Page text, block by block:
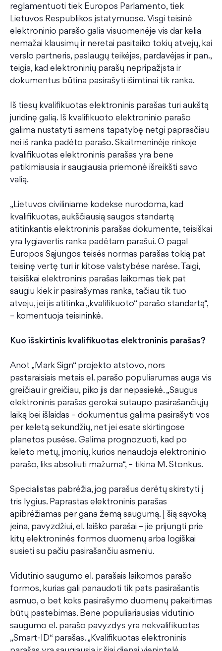
reglamentuoti tiek Europos Parlamento, tiek
Lietuvos Respublikos įstatymuose. Visgi teisinė
elektroninio parašo galia visuomenėje vis dar kelia
nemažai klausimų ir neretai pasitaiko tokių atvejų, kai
verslo partneris, paslaugų teikėjas, pardavėjas ir pan.,
teigia, kad elektroninių parašų nepripažįsta ir
dokumentus būtina pasirašyti išimtinai tik ranka.
Iš tiesų kvalifikuotas elektroninis parašas turi aukštą
juridinę galią. Iš kvalifikuoto elektroninio parašo
galima nustatyti asmens tapatybę netgi paprasčiau
nei iš ranka padėto parašo. Skaitmeninėje rinkoje
kvalifikuotas elektroninis parašas yra bene
patikimiausia ir saugiausia priemonė išreikšti savo
valią.
„Lietuvos civiliniame kodekse nurodoma, kad
kvalifikuotas, aukščiausią saugos standartą
atitinkantis elektroninis parašas dokumente, teisiškai
yra lygiavertis ranka padėtam parašui. O pagal
Europos Sąjungos teisės normas parašas tokią pat
teisinę vertę turi ir kitose valstybėse narėse. Taigi,
teisiškai elektroninis parašas laikomas tiek pat
saugiu kiek ir pasirašymas ranka, tačiau tik tuo
atveju, jei jis atitinka „kvalifikuoto“ parašo standartą“,
– komentuoja teisininkė.
Kuo išskirtinis kvalifikuotas elektroninis parašas?
Anot „Mark Sign“ projekto atstovo, nors
pastaraisiais metais el. parašo populiarumas auga vis
greičiau ir greičiau, piko jis dar nepasiekė. „Saugus
elektroninis parašas gerokai sutaupo pasirašančiųjų
laiką bei išlaidas – dokumentus galima pasirašyti vos
per keletą sekundžių, net jei esate skirtingose
planetos pusėse. Galima prognozuoti, kad po
keleto metų, įmonių, kurios nenaudoja elektroninio
parašo, liks absoliuti mažuma“, – tikina M. Stonkus.
Specialistas pabrėžia, jog parašus derėtų skirstyti į
tris lygius. Paprastas elektroninis parašas
apibrėžiamas per gana žemą saugumą. Į šią sąvoką
įeina, pavyzdžiui, el. laiško parašai – jie prijungti prie
kitų elektroninės formos duomenų arba logiškai
susieti su pačiu pasirašančiu asmeniu.
Vidutinio saugumo el. parašais laikomos parašo
formos, kurias gali panaudoti tik pats pasirašantis
asmuo, o bet koks pasirašymo duomenų pakeitimas
būtų pastebimas. Bene populiariausias vidutinio
saugumo el. parašo pavyzdys yra nekvalifikuotas
„Smart-ID“ parašas. „Kvalifikuotas elektroninis